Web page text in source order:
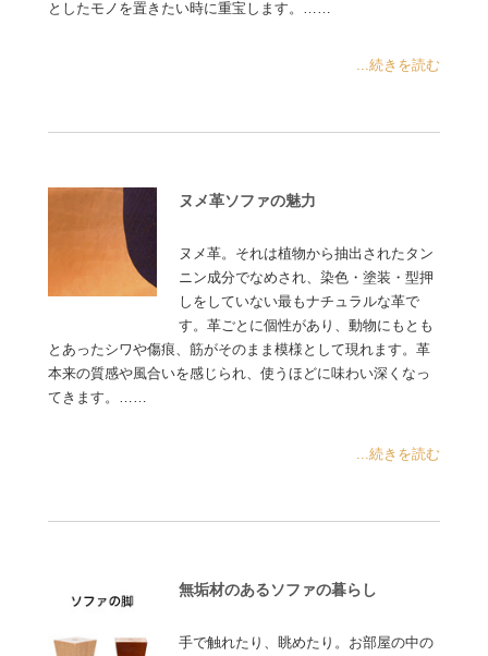
としたモノを置きたい時に重宝します。……
...続きを読む
ヌメ革ソファの魅力
ヌメ革。それは植物から抽出されたタン
ニン成分でなめされ、染色・塗装・型押
しをしていない最もナチュラルな革で
す。革ごとに個性があり、動物にもとも
とあったシワや傷痕、筋がそのまま模様として現れます。革
本来の質感や風合いを感じられ、使うほどに味わい深くなっ
てきます。……
...続きを読む
無垢材のあるソファの暮らし
手で触れたり、眺めたり。お部屋の中の